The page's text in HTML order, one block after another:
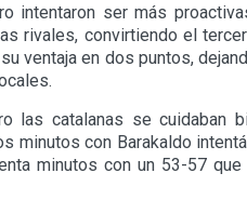
intentaron ser más
rivales, convirtiendo el
ventaja en dos puntos,
las catalanas se cuidaban
minutos con Barakaldo
minutos con un 53-57